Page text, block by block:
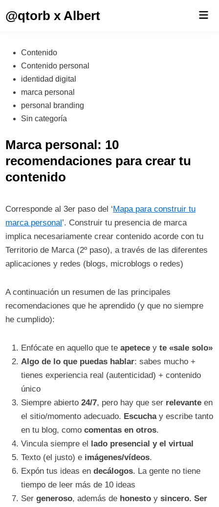
@qtorb x Albert
Publicado
en
Contenido
Contenido personal
identidad digital
marca personal
personal branding
Sin categoría
Marca personal: 10
recomendaciones para crear tu
contenido
Corresponde al 3er paso del ‘Mapa para construir tu
marca personal’. Construir tu presencia de marca
implica necesariamente crear contenido acorde con tu
Territorio de Marca (2º paso), a través de las diferentes
aplicaciones y redes (blogs, microblogs o redes)
A continuación un resumen de las principales
recomendaciones que he aprendido (y que no siempre
he cumplido):
Enfócate en aquello que teapetece yte «sale solo»
Algo de lo que puedas hablar: sabes mucho +
tienes experiencia real (autenticidad) + contenido
único
Siempre abierto24/7, pero hay que ser relevante en
el sitio/momento adecuado. Escuchay escribe tanto
en tu blog, comocomentas en otros.
Vincula siempre el lado presencial y el virtual
Texto (el justo) e imágenes/vídeos.
Expón tus ideas endecálogos. La gente no tiene
tiempo de leer más de 10 ideas
Sergeneroso, además de honesto ysincero. Ser